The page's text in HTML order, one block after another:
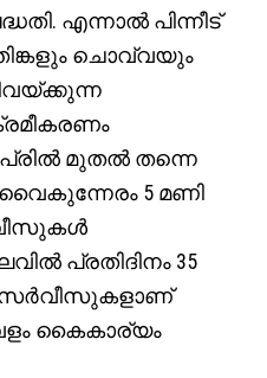
എന്നാൽ പിന്നീട്
ചൊവ്വയും
മുതൽ തന്നെ
5 മണി
പ്രതിദിനം 35
സർവീസുകളാണ്
കൈകാര്യം